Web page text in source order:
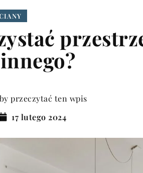
przeczytać ten wpis
17 lutego 2024